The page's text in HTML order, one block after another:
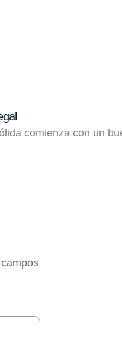
comienza con un